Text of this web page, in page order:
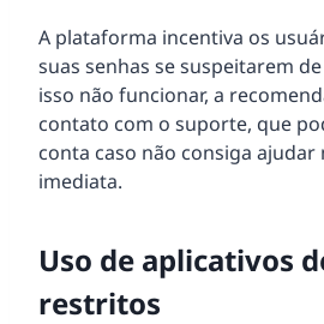
A plataforma incentiva os
suas senhas se suspeitarem
isso não funcionar, a
contato com o suporte, que
conta caso não consiga ajudar
imediata.
Uso de aplicativos
restritos